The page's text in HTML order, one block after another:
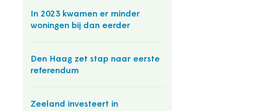
In 2023 kwamen er minder
woningen bij dan eerder
Den Haag zet stap naar eerste
referendum
Zeeland investeert in